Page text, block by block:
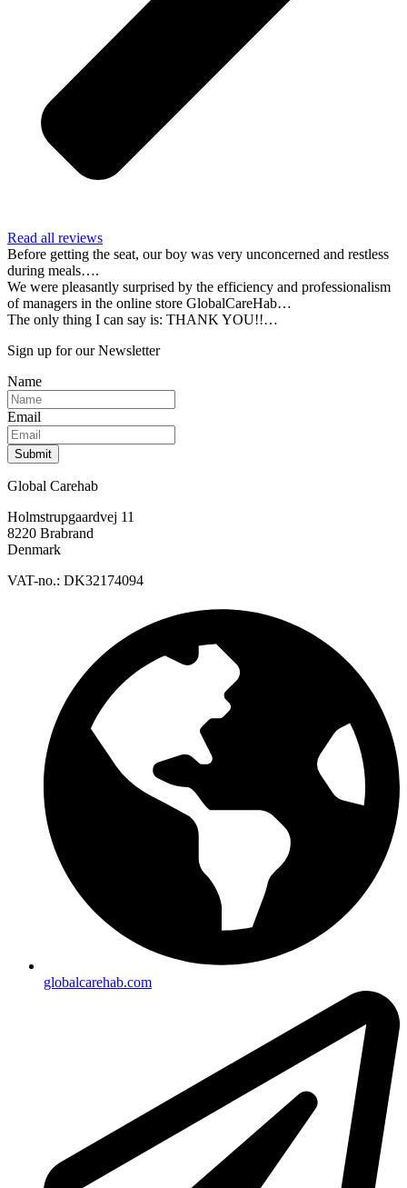
Read all reviews
Before getting the seat, our boy was very unconcerned and restless
during meals….
We were pleasantly surprised by the efficiency and professionalism
of managers in the online store GlobalCareHab…
The only thing I can say is: THANK YOU!!…
Sign up for our Newsletter
Name
Email
Submit
Global Carehab
Holmstrupgaardvej 11
8220 Brabrand
Denmark
VAT-no.: DK32174094
globalcarehab.com